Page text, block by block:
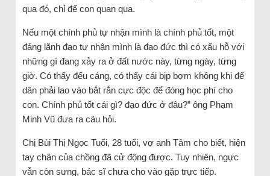
qua đó, chỉ để con quan qua.
Nếu một chính phủ tự nhận mình là chính phủ tốt, một
đảng lãnh đạo tự nhận mình là đạo đức thì có xấu hỗ với
những gì đang xảy ra ở đất nước này, từng ngày, từng
giờ. Có thấy đểu cáng, có thấy cái bịp bợm không khi để
dân phải lao vào bắt rắn cực độc để đóng học phí cho
con. Chính phủ tốt cái gì? đạo đức ở đâu?” ông Phạm
Minh Vũ đưa ra câu hỏi.
Chị Bùi Thị Ngọc Tuổi, 28 tuổi, vợ anh Tâm cho biết, hiện
tay chân của chồng đã cử động được. Tuy nhiên, ngực
vẫn còn sưng, bác sĩ chưa cho vào gặp trực tiếp.